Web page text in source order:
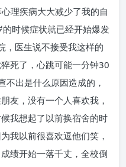
理疾病大大减少了我的自
时候症状就已经开始爆发
，医生说不接受我这样的
死了，心跳可能一分钟30
不出是什么原因造成的，
友，没有一个人喜欢我，
我想起了以前换宿舍的时
我以前很喜欢逗他们笑，
绩开始一落千丈，全校倒